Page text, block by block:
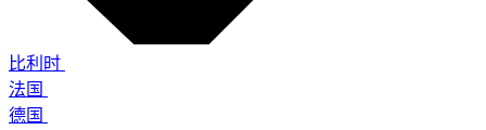
比利时
法国
德国